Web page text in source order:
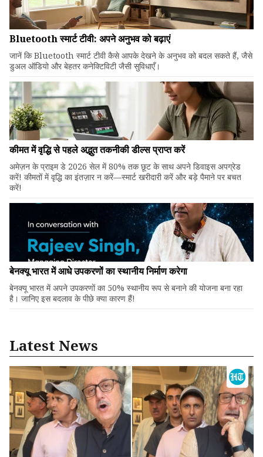
Bluetooth स्मार्ट टीवी: अपने अनुभव को बढ़ाएं
जानें कि Bluetooth स्मार्ट टीवी कैसे आपके देखने के अनुभव को बदल सकते हैं, जैसे
डुअल ऑडियो और बेहतर कनेक्टिविटी जैसी सुविधाएँ।
कीमत में वृद्धि से पहले अद्भुत तकनीकी डील्स प्राप्त करें
अमेज़न के प्राइम डे 2026 सेल में 80% तक छूट के साथ अपने डिवाइस अपग्रेड
करें! कीमतों में वृद्धि का इंतज़ार न करें—स्मार्ट खरीदारी करें और बड़े पैमाने पर बचत
करें!
बेनक्यू भारत में आधे उपकरणों का स्थानीय निर्माण करेगा
बेनक्यू भारत में अपने उपकरणों का 50% स्थानीय रूप से बनाने की योजना बना रहा
है। जानिए इस बदलाव के पीछे क्या कारण हैं!
Latest News